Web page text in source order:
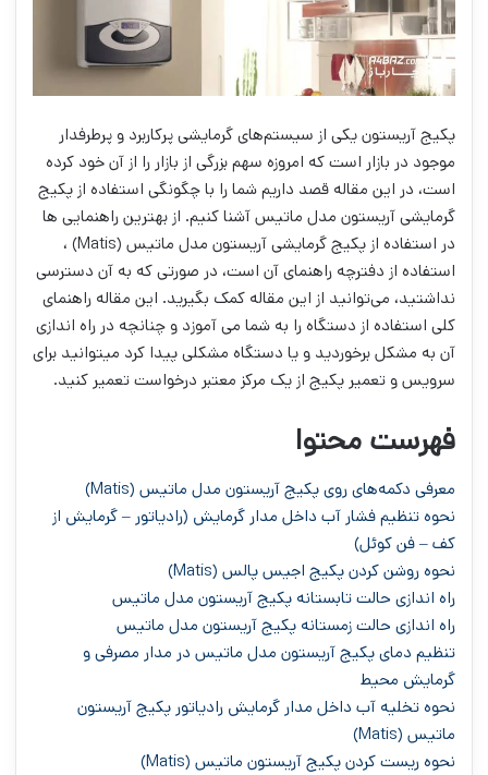
پکیج آریستون یکی از سیستم‌های گرمایشی‌ پرکاربرد و پرطرفدار
موجود در بازار است که امروزه سهم بزرگی از بازار را از آن خود کرده
است، در این مقاله قصد داریم شما را با چگونگی استفاده از پکیج
گرمایشی آریستون مدل ماتیس آشنا کنیم. از بهترین راهنمایی ها
در استفاده از پکیج گرمایشی آریستون مدل ماتیس (Matis) ،
استفاده از دفترچه راهنمای آن است، در صورتی که به آن دسترسی
نداشتید، می‌توانید از این مقاله کمک بگیرید. این مقاله راهنمای
کلی استفاده از دستگاه را به شما می آموزد و چنانچه در راه اندازی
آن به مشکل برخوردید و یا دستگاه مشکلی پیدا کرد میتوانید برای
سرویس و تعمیر پکیج از یک مرکز معتبر درخواست تعمیر کنید.
فهرست محتوا
معرفی دکمه‌های روی پکیج آریستون مدل ماتیس (Matis)
نحوه تنظیم فشار آب داخل مدار گرمایش (رادیاتور – گرمایش از
کف – فن کوئل)
نحوه روشن کردن پکیج اجیس پالس (Matis)
راه اندازی حالت تابستانه پکیج آریستون مدل ماتیس
راه اندازی حالت زمستانه پکیج آریستون مدل ماتیس
تنظیم دمای پکیج آریستون مدل ماتیس در مدار مصرفی و
گرمایش محیط
نحوه تخلیه آب داخل مدار گرمایش رادیاتور پکیج آریستون
ماتیس (Matis)
نحوه ریست کردن پکیج آریستون ماتیس (Matis)